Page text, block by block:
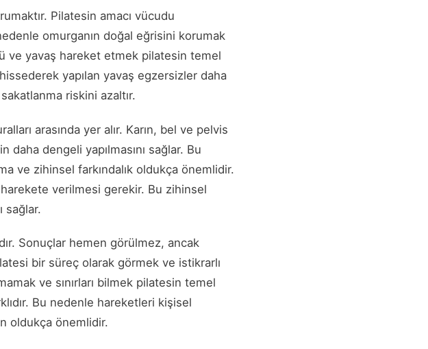
Pilatesin amacı vücudu
omurganın doğal eğrisini korumak
ve yavaş hareket etmek pilatesin temel
yapılan yavaş egzersizler daha
riskini azaltır.
arasında yer alır. Karın, bel ve pelvis
dengeli yapılmasını sağlar. Bu
ve zihinsel farkındalık oldukça önemlidir.
verilmesi gerekir. Bu zihinsel
sağlar.
Sonuçlar hemen görülmez, ancak
bir süreç olarak görmek ve istikrarlı
ve sınırları bilmek pilatesin temel
Bu nedenle hareketleri kişisel
oldukça önemlidir.